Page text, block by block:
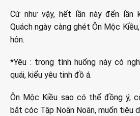
Cứ như vậy, hết lần này đến lần
Quách ngày càng ghét Ôn Mộc
hôn.
*Yêu : trong tình huống này có
quái, kiểu yêu tinh đồ á.
Ôn Mộc Kiều sao có thể đồng ý,
bắt cóc Tập Noãn Noãn, muốn tiêu